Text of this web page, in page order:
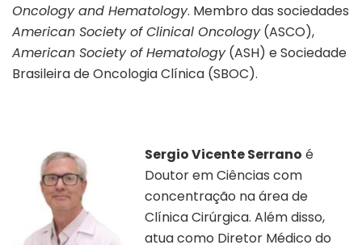
Oncology and Hematology. Membro das sociedades
American Society of Clinical Oncology(ASCO),
American Society of Hematology(ASH) e Sociedade
Brasileira de Oncologia Clínica (SBOC).
Sergio Vicente Serrano é
Doutor em Ciências com
concentração na área de
Clínica Cirúrgica. Além disso,
atua como Diretor Médico do